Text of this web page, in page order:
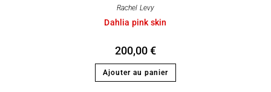
Rachel Levy
Dahlia pink skin
200,00€
Ajouter au panier